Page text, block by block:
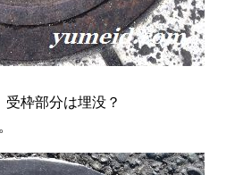
受枠部分は埋没？